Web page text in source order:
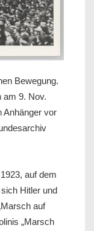
Bewegung.
am 9. Nov.
Anhänger vor
auf dem
Hitler und
auf
„Marsch